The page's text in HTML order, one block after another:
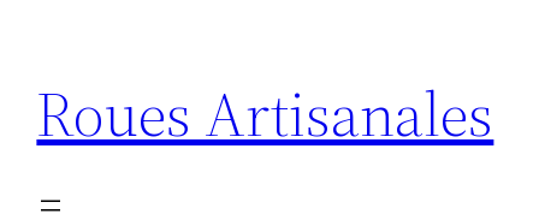
contenu
Roues Artisanales